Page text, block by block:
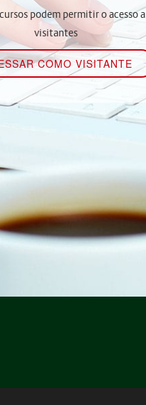
podem permitir o acesso a
visitantes